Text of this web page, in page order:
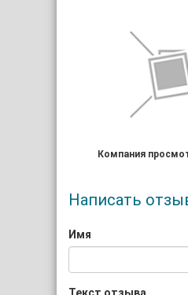
Компания
Написать
Имя